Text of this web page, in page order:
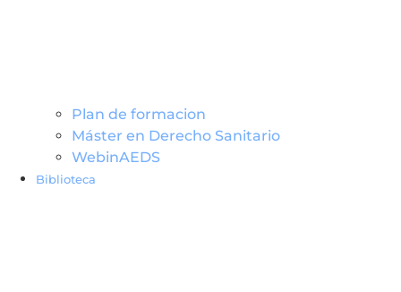
Plan de formacion
Máster en Derecho Sanitario
WebinAEDS
Biblioteca